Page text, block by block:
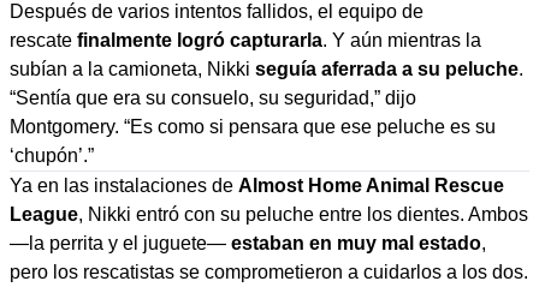
Después de varios intentos fallidos, el equipo de
rescate finalmente logró capturarla. Y aún mientras la
subían a la camioneta, Nikki seguía aferrada a su peluche.
“Sentía que era su consuelo, su seguridad,” dijo
Montgomery. “Es como si pensara que ese peluche es su
‘chupón’.”
Ya en las instalaciones de Almost Home Animal Rescue
League, Nikki entró con su peluche entre los dientes. Ambos
—la perrita y el juguete— estaban en muy mal estado,
pero los rescatistas se comprometieron a cuidarlos a los dos.